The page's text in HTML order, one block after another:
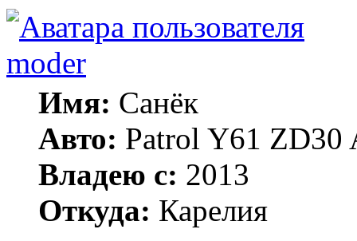
moder
Имя: Санёк
Авто: Patrol Y61 ZD30
Владею с: 2013
Откуда: Карелия